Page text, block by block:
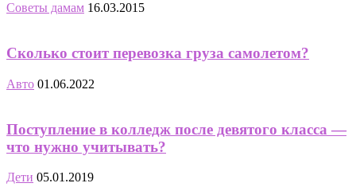
Советы дамам 16.03.2015
Сколько стоит перевозка груза самолетом?
Авто 01.06.2022
Поступление в колледж после девятого класса —
что нужно учитывать?
Дети 05.01.2019